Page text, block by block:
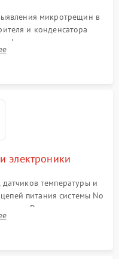
микротрещин в
и конденсатора
фильтра-осушителя и
устранения засоров.
электроники
температуры и
питания системы No
Ремонт или замена
алгоритмов.